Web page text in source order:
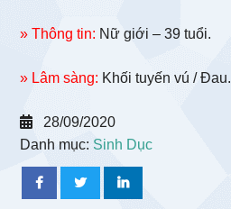
» Thông tin: Nữ giới – 39 tuổi.
» Lâm sàng: Khối tuyến vú / Đau.
28/09/2020
Danh mục: Sinh Dục